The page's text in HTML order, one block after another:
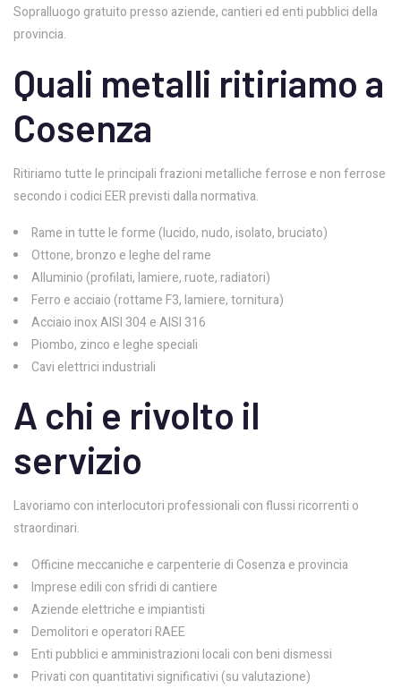
Sopralluogo gratuito presso aziende, cantieri ed enti pubblici della
provincia.
Quali metalli ritiriamo a
Cosenza
Ritiriamo tutte le principali frazioni metalliche ferrose e non ferrose
secondo i codici EER previsti dalla normativa.
Rame in tutte le forme (lucido, nudo, isolato, bruciato)
Ottone, bronzo e leghe del rame
Alluminio (profilati, lamiere, ruote, radiatori)
Ferro e acciaio (rottame F3, lamiere, tornitura)
Acciaio inox AISI 304 e AISI 316
Piombo, zinco e leghe speciali
Cavi elettrici industriali
A chi e rivolto il
servizio
Lavoriamo con interlocutori professionali con flussi ricorrenti o
straordinari.
Officine meccaniche e carpenterie di Cosenza e provincia
Imprese edili con sfridi di cantiere
Aziende elettriche e impiantisti
Demolitori e operatori RAEE
Enti pubblici e amministrazioni locali con beni dismessi
Privati con quantitativi significativi (su valutazione)